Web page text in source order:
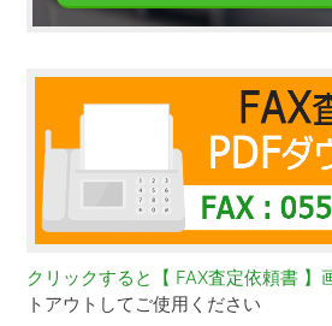
クリックすると【 FAX査定依頼書 】
トアウトしてご使用ください